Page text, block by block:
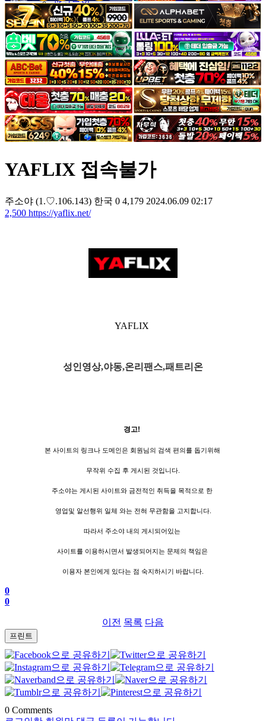
광고문의
YAFLIX 접속불가
주소야 (1.♡.106.143) 한국 0 4,179 2024.06.09 02:17
2,500 https://yaflix.net/
YAFLIX
성인영상,야동,온리팬스,패트리온
경고!
본 사이트의 링크나 도메인은 회원님의 검색 편의를 돕기위해
무작위 수집 후 게시된 것입니다.
주소야는 게시된 사이트와 금전적인 취득을 목적으로 한
영업및 알선행위 일체 와는 전혀 무관함을 고지합니다.
따라서 주소야 내의 게시되어있는
사이트를 이용하시면서 발생되어지는 문제의 책임은
이용자 본인에게 있다는 점 숙지하시기 바랍니다.
0
0
이전 목록 다음
프린트
0 Comments